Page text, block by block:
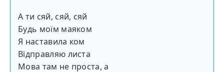
А ти сяй, сяй, сяй
Будь моїм маяком
Я наставила ком
Відправляю листа
Мова там не проста, а